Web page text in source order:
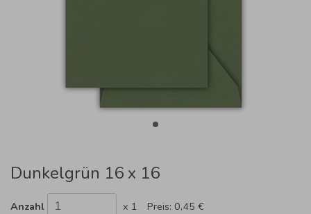
Dunkelgrün 16 x 16
Anzahl x 1 Preis: 0,45 €